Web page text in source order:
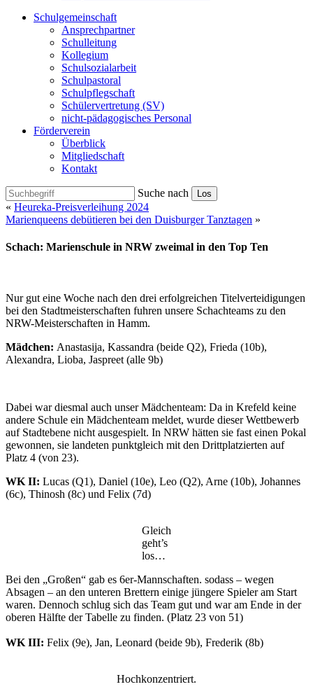
Schulgemeinschaft
Ansprechpartner
Schulleitung
Kollegium
Schulsozialarbeit
Schulpastoral
Schulpflegschaft
Schülervertretung (SV)
nicht-pädagogisches Personal
Förderverein
Überblick
Mitgliedschaft
Kontakt
Suche nach Los
« Heureka-Preisverleihung 2024
Marienqueens debütieren bei den Duisburger Tanztagen »
Schach: Marienschule in NRW zweimal in den Top Ten
Nur gut eine Woche nach den drei erfolgreichen Titelverteidigungen
bei den Stadtmeisterschaften fuhren unsere Schachteams zu den
NRW-Meisterschaften in Hamm.
Mädchen: Anastasija, Kassandra (beide Q2), Frieda (10b),
Alexandra, Lioba, Jaspreet (alle 9b)
Dabei war diesmal auch unser Mädchenteam: Da in Krefeld keine
andere Schule ein Mädchenteam meldet, wurde dieser Wettbewerb
auf Stadtebene nicht ausgespielt. In NRW hätten sie fast einen Pokal
gewonnen, sie landeten punktgleich mit den Drittplatzierten auf
Platz 4 (von 23).
WK II: Lucas (Q1), Daniel (10e), Leo (Q2), Arne (10b), Johannes
(6c), Thinosh (8c) und Felix (7d)
Gleich
geht’s
los…
Bei den „Großen“ gab es 6er-Mannschaften. sodass – wegen
Absagen – an den unteren Brettern einige jüngere Spieler am Start
waren. Dennoch schlug sich das Team gut und war am Ende in der
oberen Hälfte der Tabelle zu finden. (Platz 23 von 51)
WK III: Felix (9e), Jan, Leonard (beide 9b), Frederik (8b)
Hochkonzentriert.